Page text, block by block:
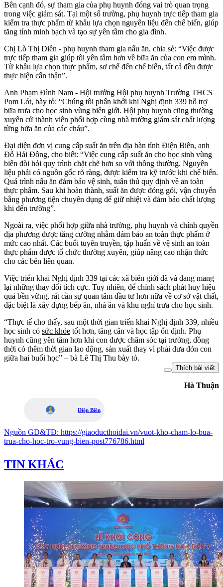
Bên cạnh đó, sự tham gia của phụ huynh đóng vai trò quan trọng
trong việc giám sát. Tại một số trường, phụ huynh trực tiếp tham gia
kiểm tra thực phẩm từ khâu lựa chọn nguyên liệu đến chế biến, giúp
tăng tính minh bạch và tạo sự yên tâm cho gia đình.
Chị Lò Thị Diên - phụ huynh tham gia nấu ăn, chia sẻ: “Việc được
trực tiếp tham gia giúp tôi yên tâm hơn về bữa ăn của con em mình.
Từ khâu lựa chọn thực phẩm, sơ chế đến chế biến, tất cả đều được
thực hiện cẩn thận”.
Anh Phạm Đình Nam - Hội trưởng Hội phụ huynh Trường THCS
Pom Lót, bày tỏ: “Chúng tôi phấn khởi khi Nghị định 339 hỗ trợ
bữa trưa cho học sinh vùng biên giới. Hội phụ huynh cũng thường
xuyên cử thành viên phối hợp cùng nhà trường giám sát chất lượng
từng bữa ăn của các cháu”.
Đại diện đơn vị cung cấp suất ăn trên địa bàn tỉnh Điện Biên, anh
Đỗ Hải Đông, cho biết: “Việc cung cấp suất ăn cho học sinh vùng
biên đòi hỏi quy trình chặt chẽ hơn so với thông thường. Nguyên
liệu phải có nguồn gốc rõ ràng, được kiểm tra kỹ trước khi chế biến.
Quá trình nấu ăn đảm bảo vệ sinh, tuân thủ quy định về an toàn
thực phẩm. Sau khi hoàn thành, suất ăn được đóng gói, vận chuyển
bằng phương tiện chuyên dụng để giữ nhiệt và đảm bảo chất lượng
khi đến trường”.
Ngoài ra, việc phối hợp giữa nhà trường, phụ huynh và chính quyền
địa phương được tăng cường nhằm đảm bảo an toàn thực phẩm ở
mức cao nhất. Các buổi tuyên truyền, tập huấn về vệ sinh an toàn
thực phẩm được tổ chức thường xuyên, giúp nâng cao nhận thức
cho các bên liên quan.
Việc triển khai Nghị định 339 tại các xã biên giới đã và đang mang
lại những thay đổi tích cực. Tuy nhiên, để chính sách phát huy hiệu
quả bền vững, rất cần sự quan tâm đầu tư hơn nữa về cơ sở vật chất,
đặc biệt là xây dựng bếp ăn, nhà ăn và khu nghỉ trưa cho học sinh.
“Thực tế cho thấy, sau một thời gian triển khai Nghị định 339, nhiều
học sinh có sức khỏe tốt hơn, tăng cân và học tập ổn định. Phụ
huynh cũng yên tâm hơn khi con được chăm sóc tại trường, đồng
thời có thêm thời gian lao động, sản xuất thay vì phải đưa đón con
giữa hai buổi học” – bà Lê Thị Thu bày tỏ.
Thích bài viết
Hà Thuận
Điện Biên
Nguồn GD&TĐ: https://giaoducthoidai.vn/vuot-kho-cham-lo-bua-
trua-cho-hoc-tro-vung-bien-post776786.html
TIN KHÁC